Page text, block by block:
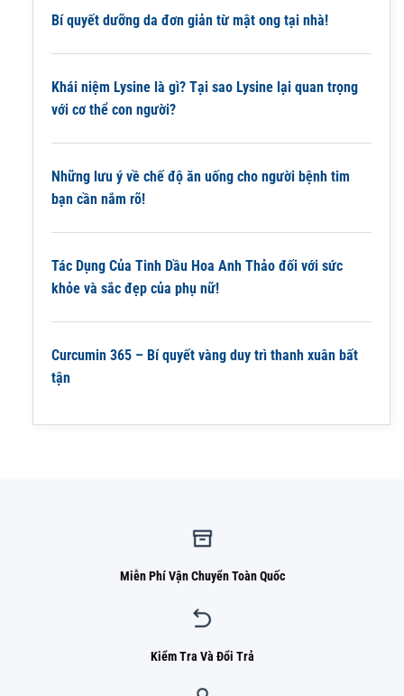
Bí quyết dưỡng da đơn giản từ mật ong tại nhà!
Khái niệm Lysine là gì? Tại sao Lysine lại quan trọng
với cơ thể con người?
Những lưu ý về chế độ ăn uống cho người bệnh tim
bạn cần nắm rõ!
Tác Dụng Của Tinh Dầu Hoa Anh Thảo đối với sức
khỏe và sắc đẹp của phụ nữ!
Curcumin 365 – Bí quyết vàng duy trì thanh xuân bất
tận
Miễn Phí Vận Chuyển Toàn Quốc
Kiểm Tra Và Đổi Trả